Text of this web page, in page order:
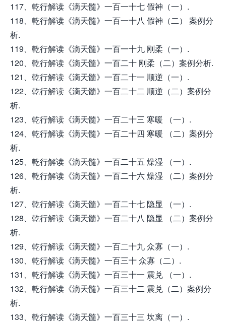
117、乾行解读《滴天髓》一百一十七 假神（一）.
118、乾行解读《滴天髓》一百一十八 假神（二） 案例分
析.
119、乾行解读《滴天髓》一百一十九 刚柔（一）.
120、乾行解读《滴天髓》一百二十 刚柔（二）案例分析.
121、乾行解读《滴天髓》一百二十一 顺逆（一）.
122、乾行解读《滴天髓》一百二十二 顺逆（二）案例分
析.
123、乾行解读《滴天髓》一百二十三 寒暖 （一）.
124、乾行解读《滴天髓》一百二十四 寒暖 （二）案例分
析.
125、乾行解读《滴天髓》一百二十五 燥湿 （一）.
126、乾行解读《滴天髓》一百二十六 燥湿 （二）案例分
析.
127、乾行解读《滴天髓》一百二十七 隐显 （一）.
128、乾行解读《滴天髓》一百二十八 隐显 （二）案例分
析.
129、乾行解读《滴天髓》一百二十九 众寡（一）.
130、乾行解读《滴天髓》一百三十 众寡（二）.
131、乾行解读《滴天髓》一百三十一 震兑 （一）.
132、乾行解读《滴天髓》一百三十二 震兑（二）案例分
析.
133、乾行解读《滴天髓》一百三十三 坎离（一）.